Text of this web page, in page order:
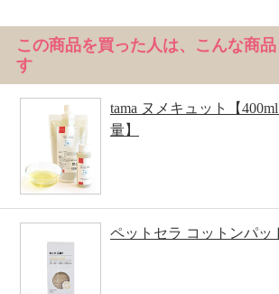
この商品を買った人は、こんな商
す
tama ヌメキュット【
量】
ペットセラ コットンパッ